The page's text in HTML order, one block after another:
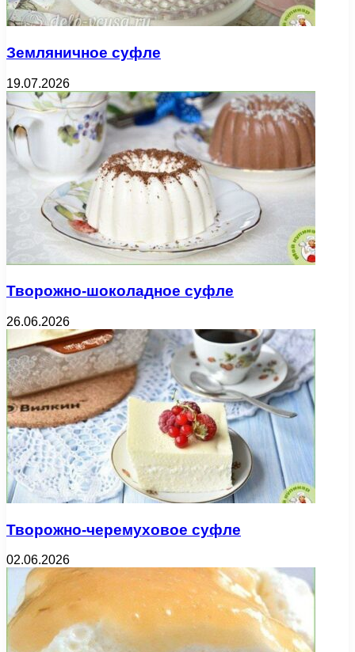
Земляничное суфле
19.07.2026
Творожно-шоколадное суфле
26.06.2026
Творожно-черемуховое суфле
02.06.2026